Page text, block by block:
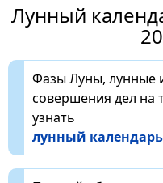
Лунный
Фазы Луны, лунные
совершения дел на
узнать
лунный календарь